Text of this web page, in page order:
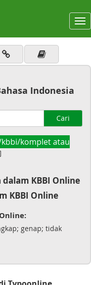
Indonesia
Cari
komplet atau
KBBI Online
KBBI Online
genap; tidak